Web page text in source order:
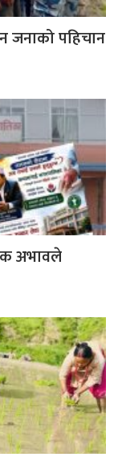
जनाको पहिचान
अभावले